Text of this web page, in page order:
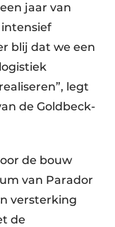
jaar van
blij dat we een
legt
de Goldbeck-
de bouw
van Parador
versterking
de